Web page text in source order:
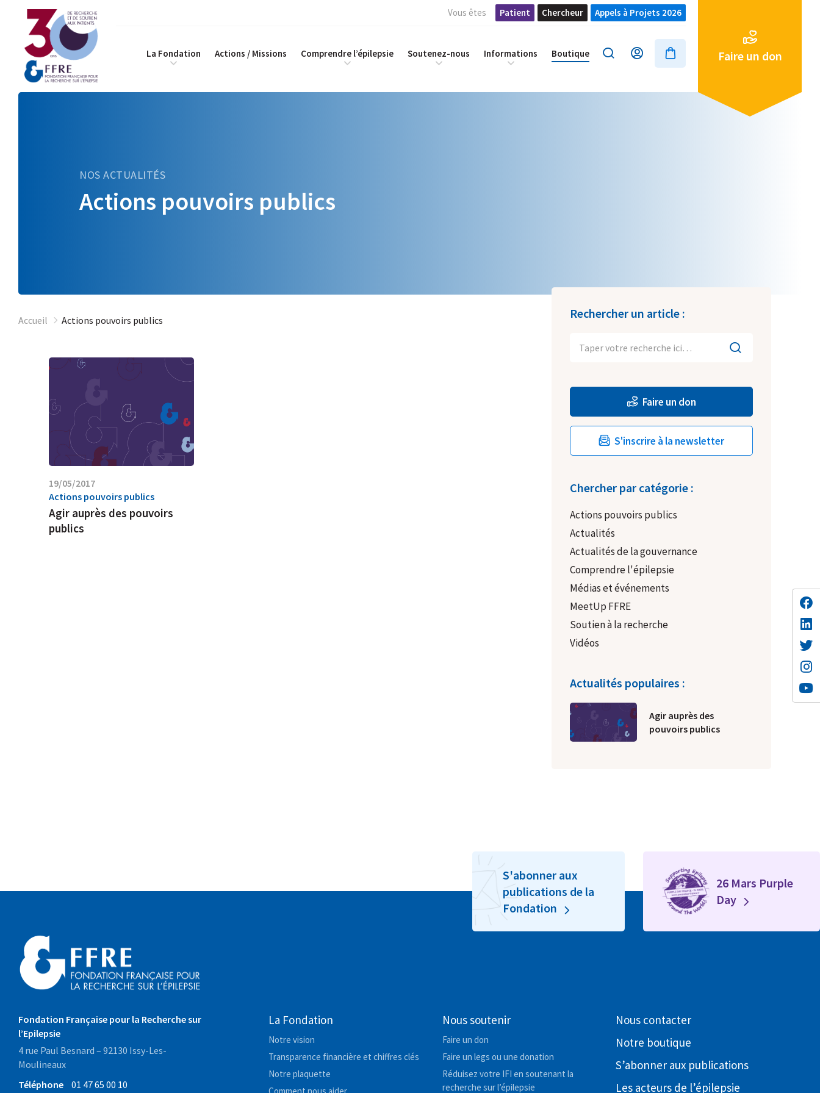
Vous êtes Patient Chercheur Appels à Projets 2026
La Fondation Actions / Missions Comprendre l’épilepsie Soutenez-nous Informations Boutique Faire un don
NOS ACTUALITÉS
Actions pouvoirs publics
Accueil Actions pouvoirs publics
19/05/2017
Actions pouvoirs publics
Agir auprès des pouvoirs
publics
Rechercher un article :
Faire un don
S'inscrire à la newsletter
Chercher par catégorie :
Actions pouvoirs publics
Actualités
Actualités de la gouvernance
Comprendre l'épilepsie
Médias et événements
MeetUp FFRE
Soutien à la recherche
Vidéos
Actualités populaires :
Agir auprès des
pouvoirs publics
S'abonner aux
publications de la
Fondation
26 Mars Purple
Day
Fondation Française pour la Recherche sur
l’Epilepsie
4 rue Paul Besnard – 92130 Issy-Les-
Moulineaux
Téléphone
01 47 65 00 10
La Fondation
Notre vision
Transparence financière et chiffres clés
Notre plaquette
Nous soutenir
Faire un don
Faire un legs ou une donation
Réduisez votre IFI en soutenant la
recherche sur l’épilepsie
Nous contacter
Notre boutique
S’abonner aux publications
Les acteurs de l’épilepsie